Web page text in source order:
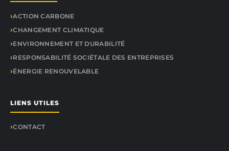
ACTION CARBONE
CHANGEMENT CLIMATIQUE
ENVIRONNEMENT ET DURABILITÉ
RESPONSABILITÉ SOCIÉTALE DES ENTREPRISES
ÉNERGIE RENOUVELABLE
LIENS UTILES
CONTACT